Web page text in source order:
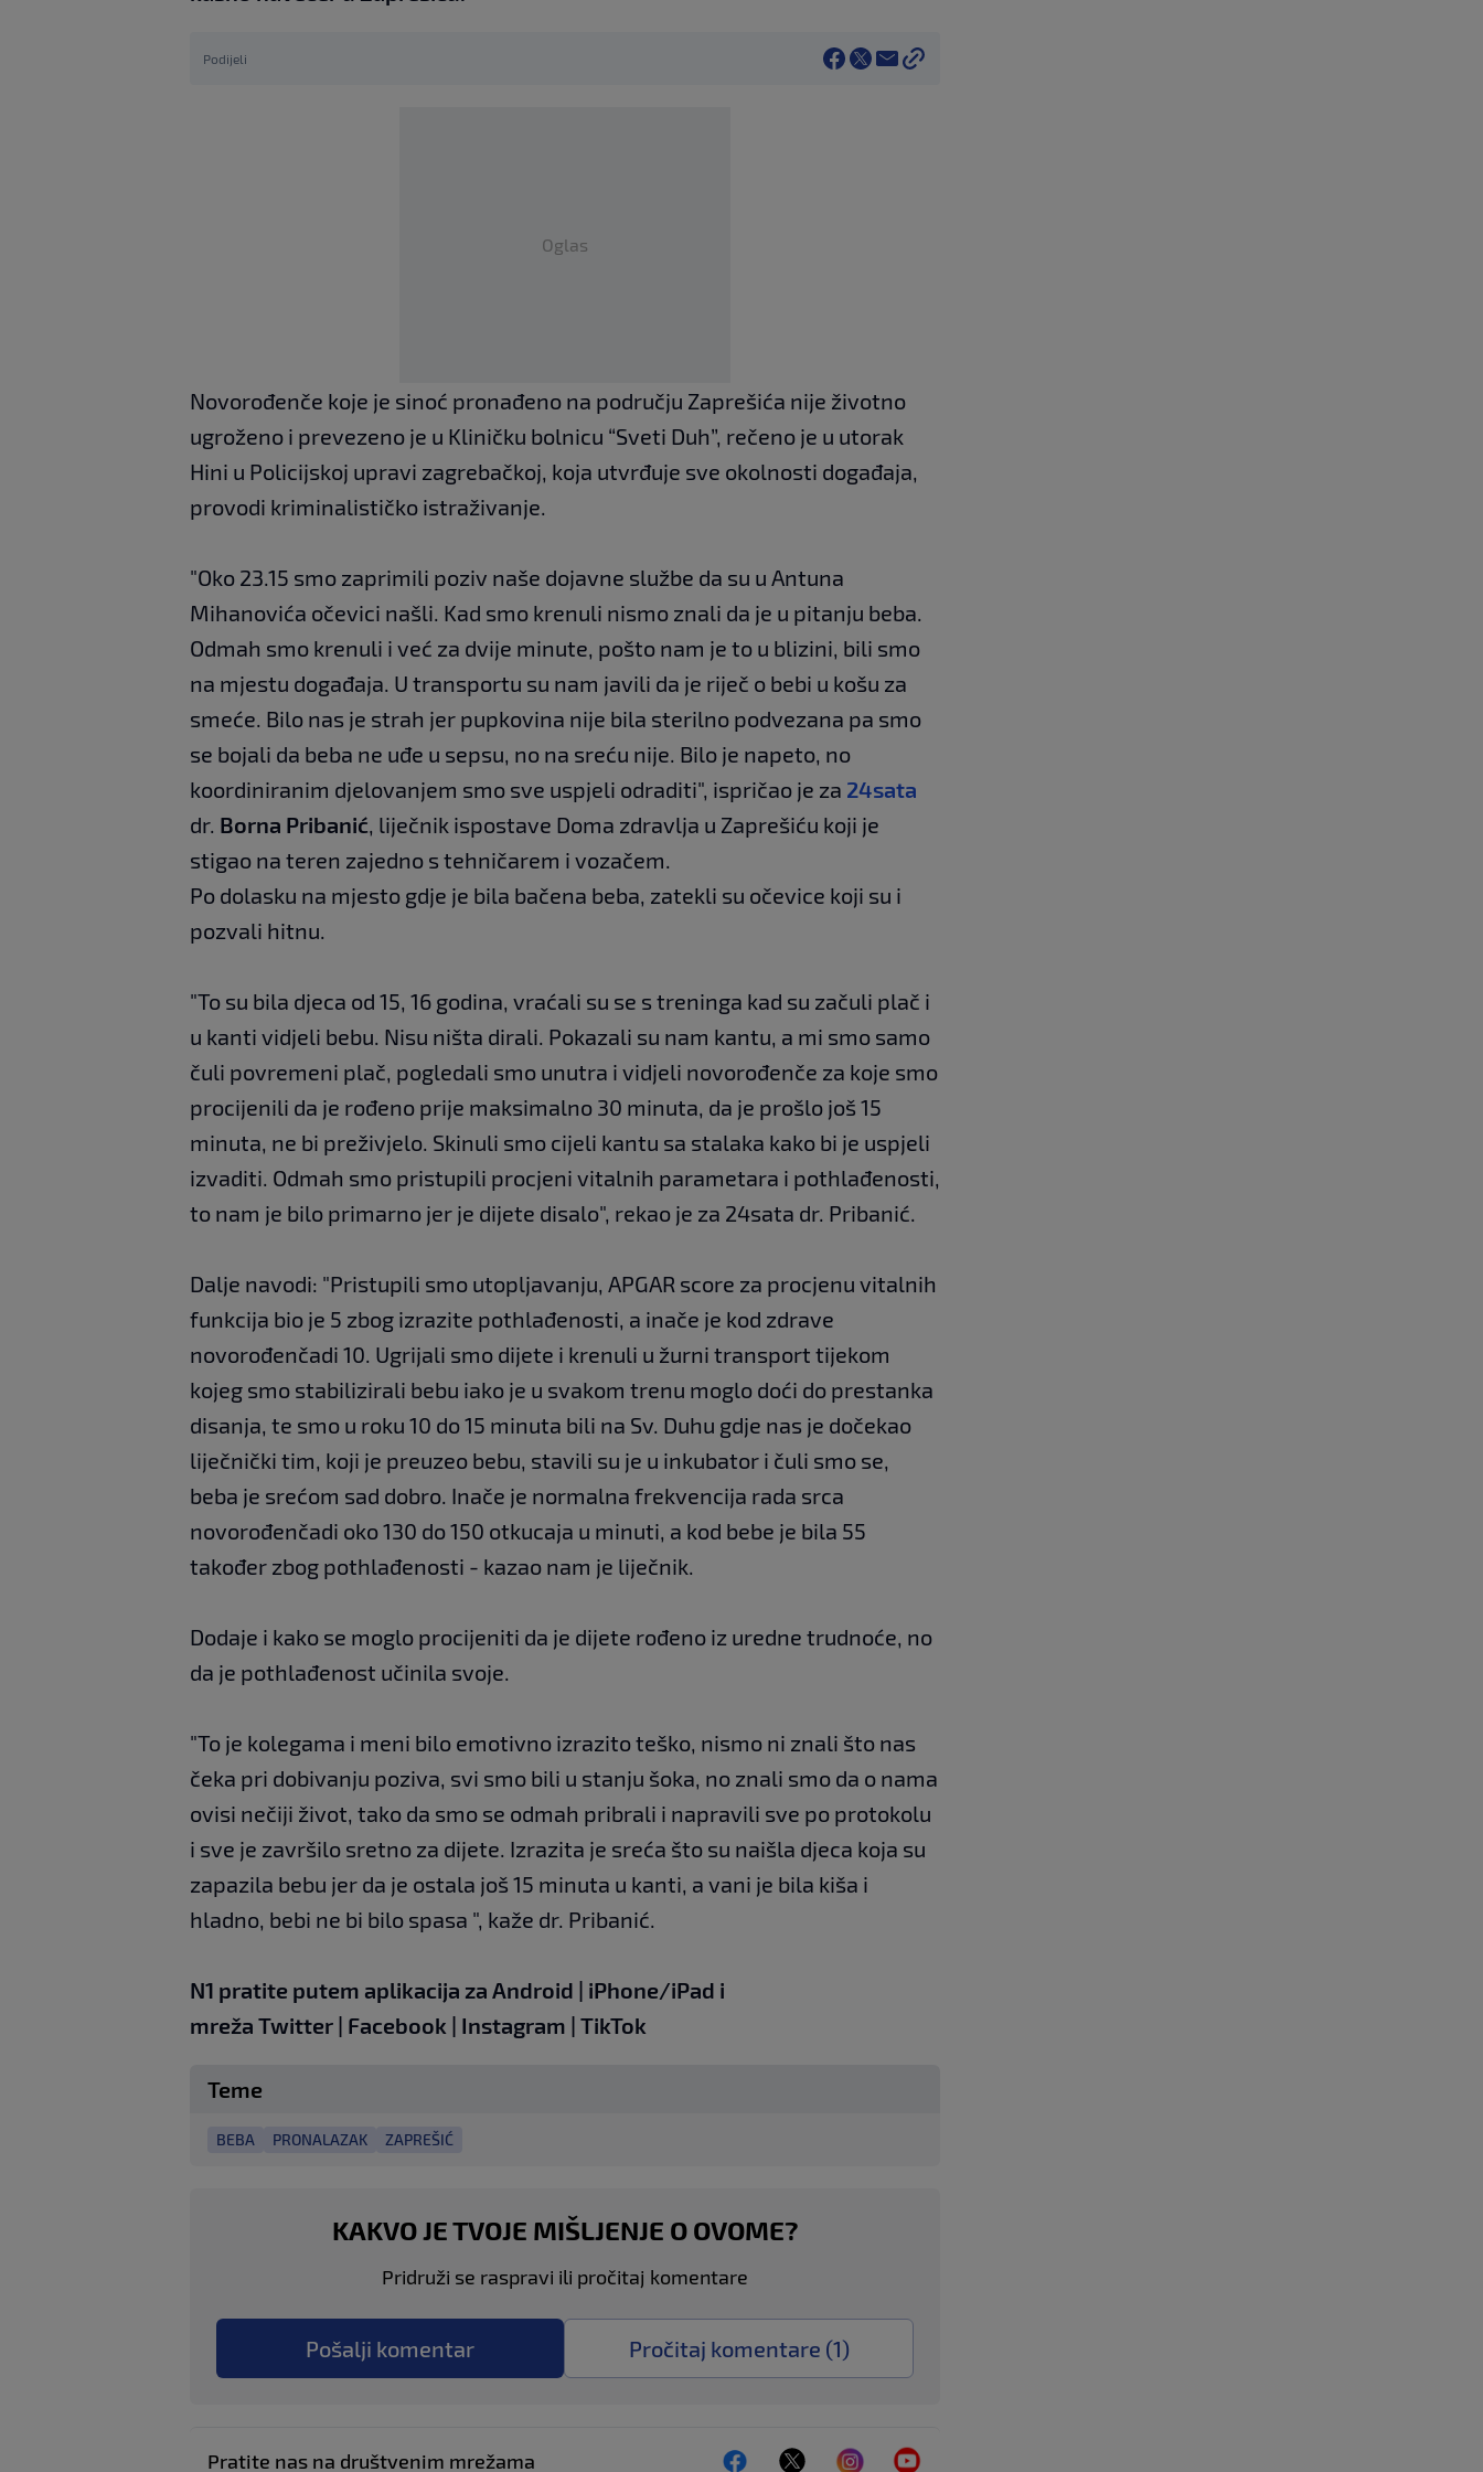
Podijeli
Oglas
Novorođenče koje je sinoć pronađeno na području Zaprešića nije životno
ugroženo i prevezeno je u Kliničku bolnicu “Sveti Duh”, rečeno je u utorak
Hini u Policijskoj upravi zagrebačkoj, koja utvrđuje sve okolnosti događaja,
provodi kriminalističko istraživanje.
"Oko 23.15 smo zaprimili poziv naše dojavne službe da su u Antuna
Mihanovića očevici našli. Kad smo krenuli nismo znali da je u pitanju beba.
Odmah smo krenuli i već za dvije minute, pošto nam je to u blizini, bili smo
na mjestu događaja. U transportu su nam javili da je riječ o bebi u košu za
smeće. Bilo nas je strah jer pupkovina nije bila sterilno podvezana pa smo
se bojali da beba ne uđe u sepsu, no na sreću nije. Bilo je napeto, no
koordiniranim djelovanjem smo sve uspjeli odraditi", ispričao je za 24sata
dr. Borna Pribanić, liječnik ispostave Doma zdravlja u Zaprešiću koji je
stigao na teren zajedno s tehničarem i vozačem.
Po dolasku na mjesto gdje je bila bačena beba, zatekli su očevice koji su i
pozvali hitnu.
"To su bila djeca od 15, 16 godina, vraćali su se s treninga kad su začuli plač i
u kanti vidjeli bebu. Nisu ništa dirali. Pokazali su nam kantu, a mi smo samo
čuli povremeni plač, pogledali smo unutra i vidjeli novorođenče za koje smo
procijenili da je rođeno prije maksimalno 30 minuta, da je prošlo još 15
minuta, ne bi preživjelo. Skinuli smo cijeli kantu sa stalaka kako bi je uspjeli
izvaditi. Odmah smo pristupili procjeni vitalnih parametara i pothlađenosti,
to nam je bilo primarno jer je dijete disalo", rekao je za 24sata dr. Pribanić.
Dalje navodi: "Pristupili smo utopljavanju, APGAR score za procjenu vitalnih
funkcija bio je 5 zbog izrazite pothlađenosti, a inače je kod zdrave
novorođenčadi 10. Ugrijali smo dijete i krenuli u žurni transport tijekom
kojeg smo stabilizirali bebu iako je u svakom trenu moglo doći do prestanka
disanja, te smo u roku 10 do 15 minuta bili na Sv. Duhu gdje nas je dočekao
liječnički tim, koji je preuzeo bebu, stavili su je u inkubator i čuli smo se,
beba je srećom sad dobro. Inače je normalna frekvencija rada srca
novorođenčadi oko 130 do 150 otkucaja u minuti, a kod bebe je bila 55
također zbog pothlađenosti - kazao nam je liječnik.
Dodaje i kako se moglo procijeniti da je dijete rođeno iz uredne trudnoće, no
da je pothlađenost učinila svoje.
"To je kolegama i meni bilo emotivno izrazito teško, nismo ni znali što nas
čeka pri dobivanju poziva, svi smo bili u stanju šoka, no znali smo da o nama
ovisi nečiji život, tako da smo se odmah pribrali i napravili sve po protokolu
i sve je završilo sretno za dijete. Izrazita je sreća što su naišla djeca koja su
zapazila bebu jer da je ostala još 15 minuta u kanti, a vani je bila kiša i
hladno, bebi ne bi bilo spasa ", kaže dr. Pribanić.
N1 pratite putem aplikacija za Android | iPhone/iPad i
mreža Twitter | Facebook | Instagram | TikTok
Teme
BEBA PRONALAZAK ZAPREŠIĆ
KAKVO JE TVOJE MIŠLJENJE O OVOME?
Pridruži se raspravi ili pročitaj komentare
Pošalji komentar Pročitaj komentare (1)
Pratite nas na društvenim mrežama